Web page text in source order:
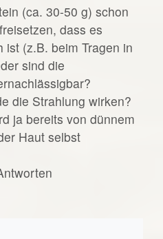
(ca. 30-50 g) schon
dass es
ist (z.B. beim Tragen in
sind die
die Strahlung wirken?
ja bereits von dünnem
Haut selbst